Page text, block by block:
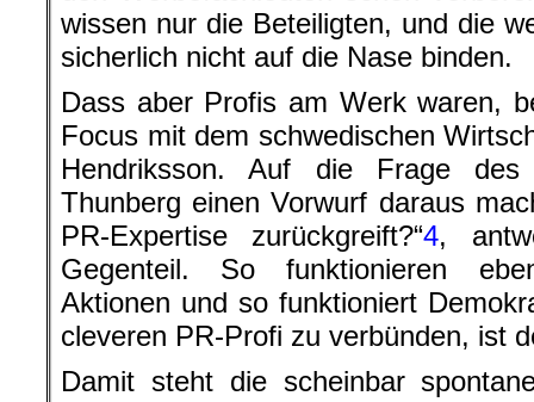
wissen nur die Beteiligten, und die
sicherlich nicht auf die Nase binden.
Dass aber Profis am Werk waren,
Focus mit dem schwedischen
Hendriksson. Auf die Frage
Thunberg einen Vorwurf daraus
PR-Expertise zurückgreift?“4,
Gegenteil. So funktionieren
Aktionen und so funktioniert
cleveren PR-Profi zu verbünden, ist
Damit steht die scheinbar